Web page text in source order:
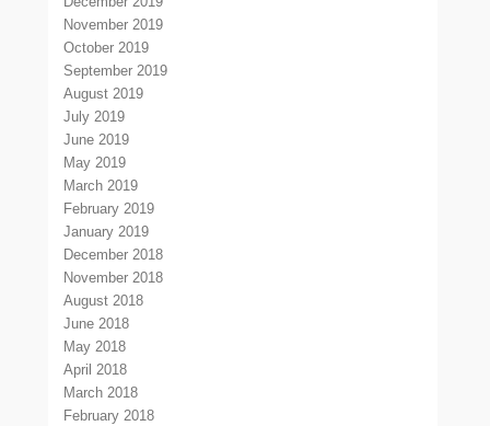
November 2019
October 2019
September 2019
August 2019
July 2019
June 2019
May 2019
March 2019
February 2019
January 2019
December 2018
November 2018
August 2018
June 2018
May 2018
April 2018
March 2018
February 2018